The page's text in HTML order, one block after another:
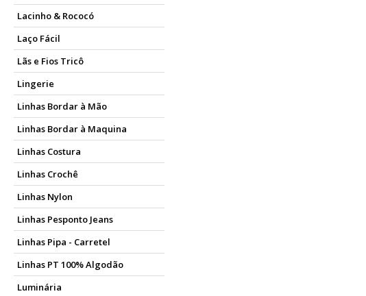
Lacinho & Rococó
Laço Fácil
Lãs e Fios Tricô
Lingerie
Linhas Bordar à Mão
Linhas Bordar à Maquina
Linhas Costura
Linhas Crochê
Linhas Nylon
Linhas Pesponto Jeans
Linhas Pipa - Carretel
Linhas PT 100% Algodão
Luminária